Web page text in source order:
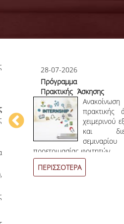
28-07-2026
Πρόγραμμα
Πρακτικής Άσκησης
Χειμερινού
Εξαμήνου 2026-
2027
Ανακοίνωση
πρακτικής
χειμερινού
και
σεμιναρίου
προετοιμασίας φοιτητών.
ΠΕΡΙΣΣΟΤΕΡΑ